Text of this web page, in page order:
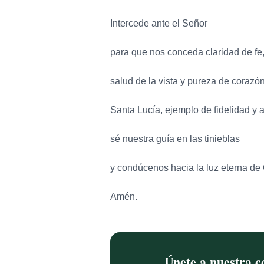
Intercede ante el Señor
para que nos conceda claridad de fe,
salud de la vista y pureza de
Santa Lucía, ejemplo de fidelidad y
sé nuestra guía en las tinieblas
y condúcenos hacia la luz eterna de
Amén.